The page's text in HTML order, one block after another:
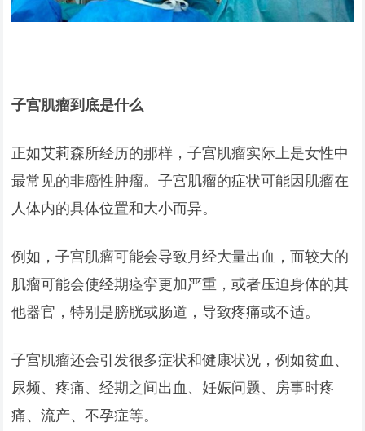
子宫肌瘤到底是什么
正如艾莉森所经历的那样，子宫肌瘤实际上是女性中
最常见的非癌性肿瘤。子宫肌瘤的症状可能因肌瘤在
人体内的具体位置和大小而异。
例如，子宫肌瘤可能会导致月经大量出血，而较大的
肌瘤可能会使经期痉挛更加严重，或者压迫身体的其
他器官，特别是膀胱或肠道，导致疼痛或不适。
子宫肌瘤还会引发很多症状和健康状况，例如贫血、
尿频、疼痛、经期之间出血、妊娠问题、房事时疼
痛、流产、不孕症等。